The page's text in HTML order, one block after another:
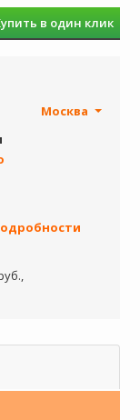
в один клик
Москва